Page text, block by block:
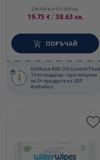
26.43€ / 51.69лв.
19.75 € / 38.63 лв.
ПОРЪЧАЙ
UVMune 400 Oil Control Fluid
15ml подарък - при покупка
на 2+ продукта от LRP
Anthelios